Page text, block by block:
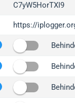
iplogger.org
wl.gl
ed.tc
C7yW5HorTXI9
https://